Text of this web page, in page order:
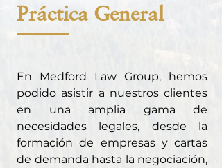
Práctica General
En Medford Law Group, hemos
podido asistir a nuestros clientes
en una amplia gama de
necesidades legales, desde la
formación de empresas y cartas
de demanda hasta la negociación,